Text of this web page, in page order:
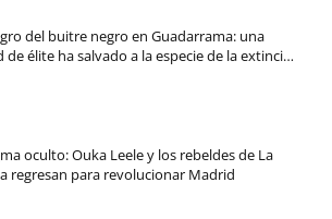
del buitre negro en Guadarrama: una
de élite ha salvado a la especie de la extinci…
oculto: Ouka Leele y los rebeldes de La
regresan para revolucionar Madrid